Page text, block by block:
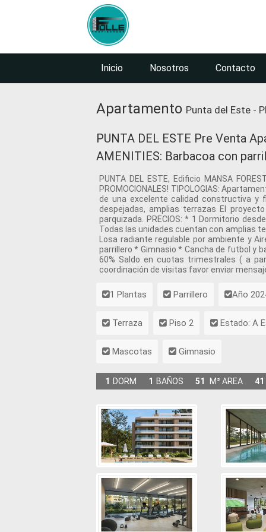
Inicio Nosotros Contacto
Apartamento Punta del Este -
PUNTA DEL ESTE Pre Venta
AMENITIES: Barbacoa con
PUNTA DEL ESTE, Edificio MANSA
PROMOCIONALES! TIPOLOGIAS:
de una excelente calidad constructiva y
despejadas, amplias terrazas El
parquizada. PRECIOS: * 1 Dormitorio
Todas las unidades cuentan con amplias
Losa radiante regulable por ambiente y
parrillero * Gimnasio * Cancha de futbol y
60% Saldo en cuotas trimestrales ( a
coordinación de visitas favor enviar
1 Plantas Parrillero Año
Terraza Piso 2 Estado: A
Mascotas Gimnasio
1 DORM 1 BAÑOS 51 M² AREA 41